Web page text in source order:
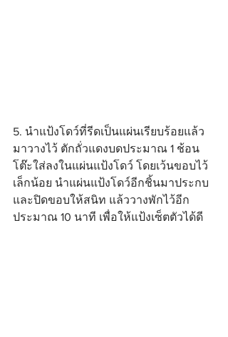
5. นำแป้งโดว์ที่รีดเป็นแผ่นเรียบร้อยแล้ว
มาวางไว้ ตักถั่วแดงบดประมาณ 1 ช้อน
โต๊ะใส่ลงในแผ่นแป้งโดว์ โดยเว้นขอบไว้
เล็กน้อย นำแผ่นแป้งโดว์อีกชิ้นมาประกบ
และปิดขอบให้สนิท แล้ววางพักไว้อีก
ประมาณ 10 นาที เพื่อให้แป้งเซ็ตตัวได้ดี